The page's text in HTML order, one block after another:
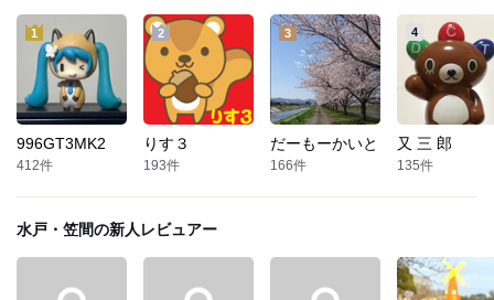
996GT3MK2
412件
1
りす３
193件
2
だーもーかいと
166件
3
又 三 郎
135件
4
水戸・笠間の新人レビュアー